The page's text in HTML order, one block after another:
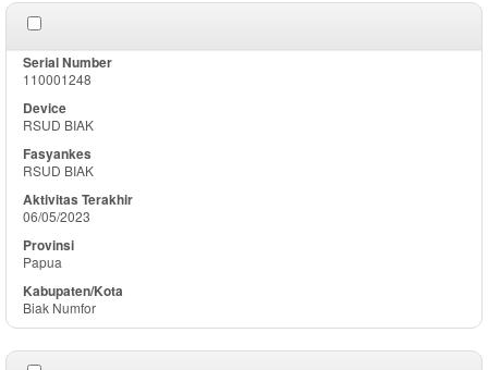
110001248
RSUD BIAK
RSUD BIAK
06/05/2023
Papua
Biak Numfor